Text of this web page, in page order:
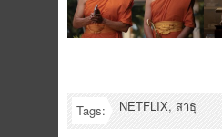
Tags: NETFLIX, สาธุ